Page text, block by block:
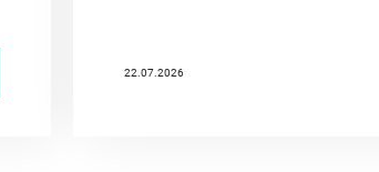
22.07.2026